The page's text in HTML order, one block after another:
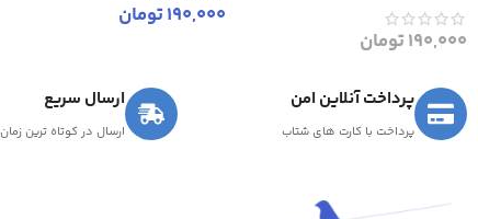
190,000تومان
190,000تومان
پرداخت آنلاین امن
پرداخت با کارت های شتاب
ارسال سریع
ارسال در کوتاه ترین زمان